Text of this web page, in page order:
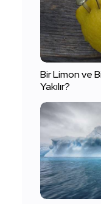
Bir Limon ve
Yakılır?